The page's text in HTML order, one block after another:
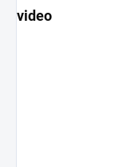
video